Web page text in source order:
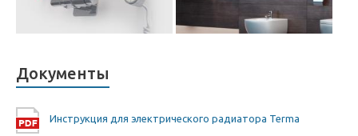
Документы
Инструкция для электрического радиатора Terma